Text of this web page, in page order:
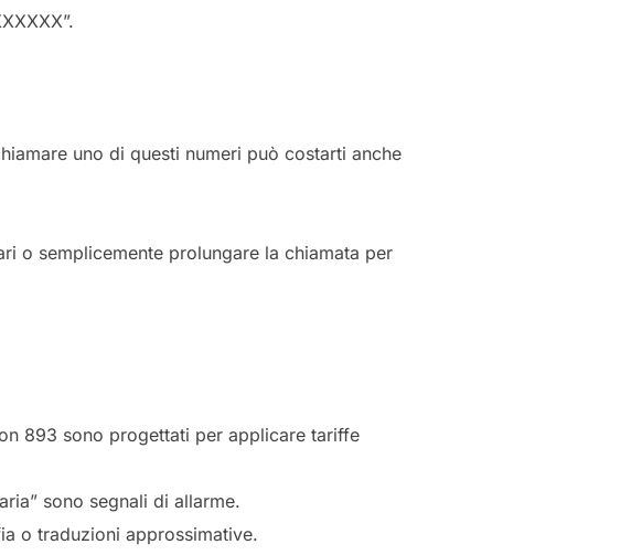
uno di questi numeri può costarti anche
o semplicemente prolungare la chiamata per
893 sono progettati per applicare tariffe
sono segnali di allarme.
o traduzioni approssimative.